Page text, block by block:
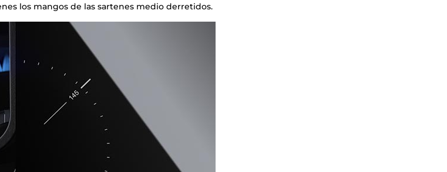
los mangos de las sartenes medio derretidos.